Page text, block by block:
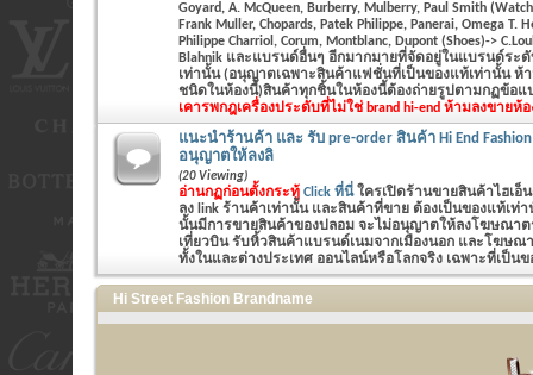
Goyard, A. McQueen, Burberry, Mulberry, Paul Smith
Frank Muller, Chopards, Patek Philippe, Panerai, Omega T.
Philippe Charriol, Corum, Montblanc, Dupont (Shoes)->
Blahnik และแบรนด์อื่นๆ อีกมากมายที่จัดอยู่ในแบรนด์ระ
เท่านั้น (อนุญาตเฉพาะสินค้าแฟชั่นที่เป็นของแท้เท่านั้น ห้า
ชนิดในห้องนี้)สินค้าทุกชิ้นในห้องนี้ต้องถ่ายรูปตามกฏข้อแ
เคารพกฎเครื่องประดับที่ไม่ใช่ brand hi-end ห้ามลงขายห้อ
แนะนำร้านค้า และ รับ pre-order สินค้า Hi End
อนุญาตให้ลงลิ
(20 Viewing)
อ่านกฏก่อนตั้งกระทู้ Click ที่นี่ ใครเปิดร้านขายสินค้าไฮเ
ลง link ร้านค้าเท่านั้น และสินค้าที่ขาย ต้องเป็นของแท้เท่
นั้นมีการขายสินค้าของปลอม จะไม่อนุญาตให้ลงโฆษณาต
เที่ยวบิน รับหิ้วสินค้าแบรนด์เนมจากเมืองนอก และโฆษ
ทั้งในและต่างประเทศ ออนไลน์หรือโลกจริง เฉพาะที่เป็น
Hi Street Fashion Brandname